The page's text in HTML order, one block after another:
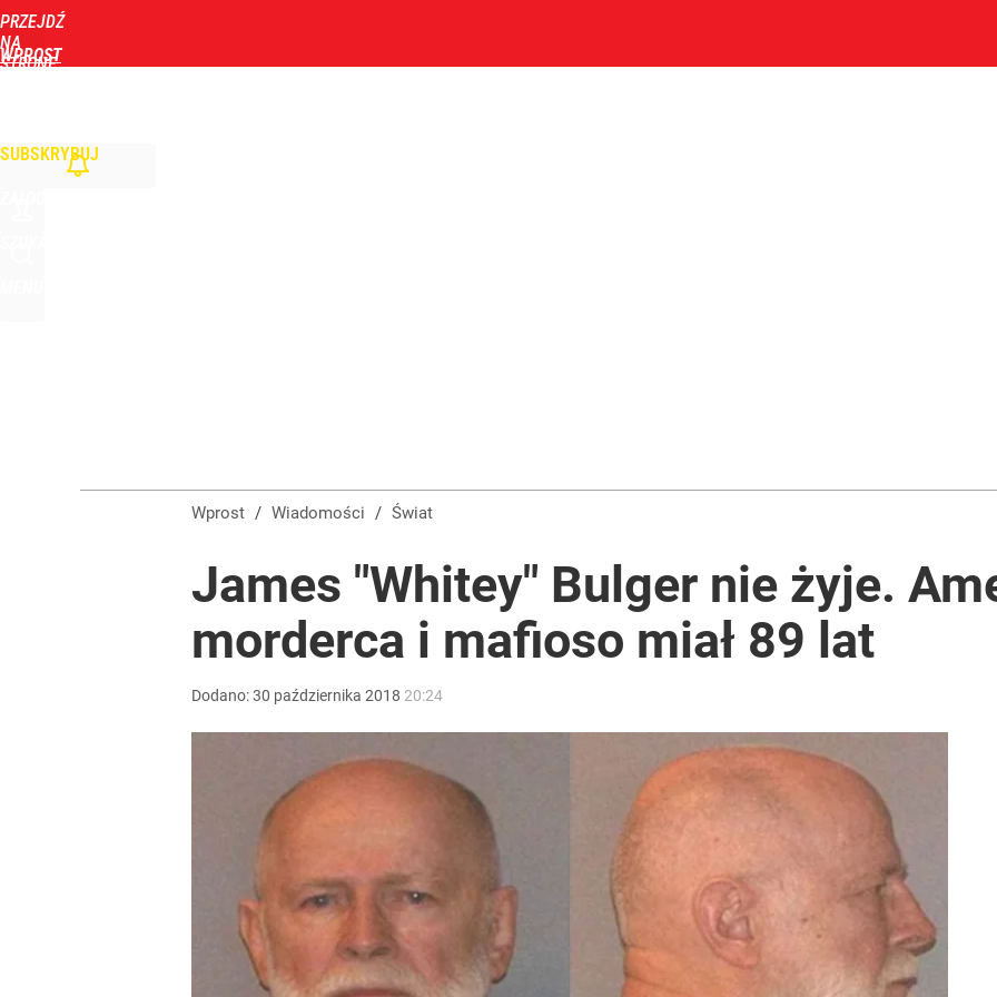
PRZEJDŹ
NA
STRONĘ
WPROST
SUBSKRYBUJ
Wprost / Wiadomości / Świat
James "Whitey" Bulger nie żyje.
morderca i mafioso miał 89 lat
Dodano:30 października 2018 20:24